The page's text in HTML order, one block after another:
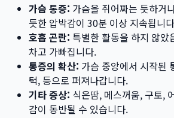
가슴 통증: 가슴을 쥐어짜는 듯하거
듯한 압박감이 30분 이상 지속됩니
호흡 곤란: 특별한 활동을 하지 않았
차고 가빠집니다.
통증의 확산: 가슴 중앙에서 시작된
턱, 등으로 퍼져나갑니다.
기타 증상: 식은땀, 메스꺼움, 구토,
감이 동반될 수 있습니다.